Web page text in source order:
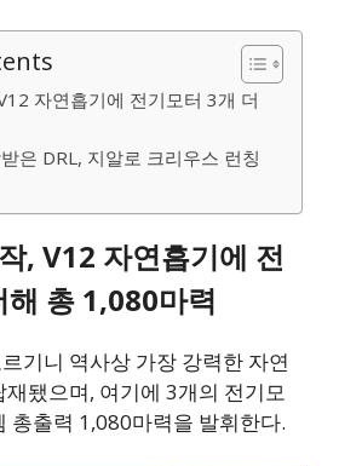
자연흡기에 전기모터 3개 더
은 DRL, 지알로 크리우스 런칭
, V12 자연흡기에 전
총 1,080마력
기니 역사상 가장 강력한 자연
됐으며, 여기에 3개의 전기모
총출력 1,080마력을 발휘한다.